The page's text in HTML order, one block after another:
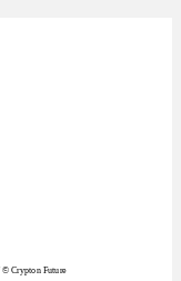
© Crypton Future